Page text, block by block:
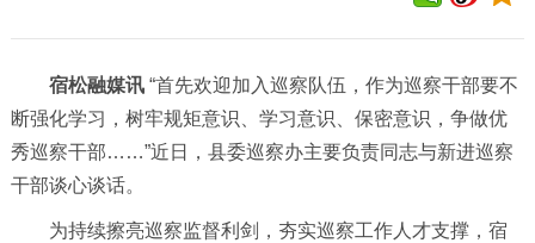
宿松融媒讯“首先欢迎加入巡察队伍，作为巡察干部要不
断强化学习，树牢规矩意识、学习意识、保密意识，争做优
秀巡察干部……”近日，县委巡察办主要负责同志与新进巡察
干部谈心谈话。
为持续擦亮巡察监督利剑，夯实巡察工作人才支撑，宿